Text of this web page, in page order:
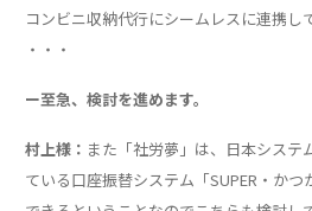
コンビニ収納代行にシームレスに連携し
・・・
ー至急、検討を進めます。
村上様： また「社労夢」は、日本システ
ている口座振替システム「SUPER・か